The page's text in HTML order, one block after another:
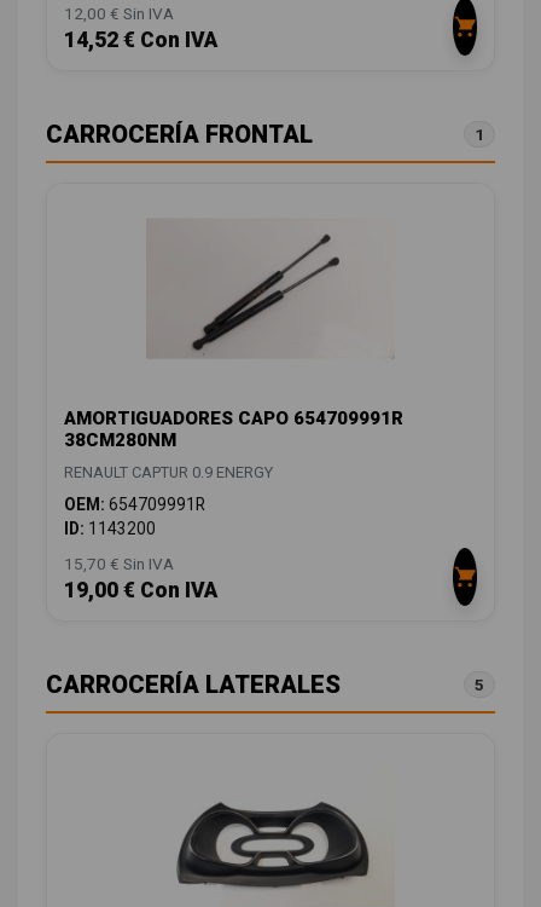
12,00 € Sin IVA
14,52 € Con IVA
CARROCERÍA FRONTAL 1
AMORTIGUADORES CAPO 654709991R
38CM280NM
RENAULT CAPTUR 0.9 ENERGY
OEM: 654709991R
ID: 1143200
15,70 € Sin IVA
19,00 € Con IVA
CARROCERÍA LATERALES 5